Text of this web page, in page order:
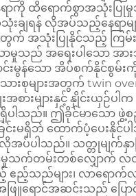
ရာကို ထိရောက်စွာအသုံးပ
ချရန် လိုအပ်သည့်နေရာမျ
အသုံးပြုနိုင်သည့် ကြမ်းပြ
ာမှုသည် အရေးပါသော အ
းမွန်သော အိပ်စက်နိုင်စွ
ားစုများအတွက် twin
းများနှင့် နှိုင်းယှဉ်ပါက
ါသည်။ ဤခိုင်မာသော ဖွဲ့စ
ရှိဘဲ ထောက်ပံ့ပေးနိုင်ပါသ
ပ်ပါသည်။ သတ္တုမျက်နှာပ
မှုသက်တမ်းတစ်လျှောက်
ည့်သည်များ၊ လာရောက်
ြူရောင်အဆင်းသည် ပြေ